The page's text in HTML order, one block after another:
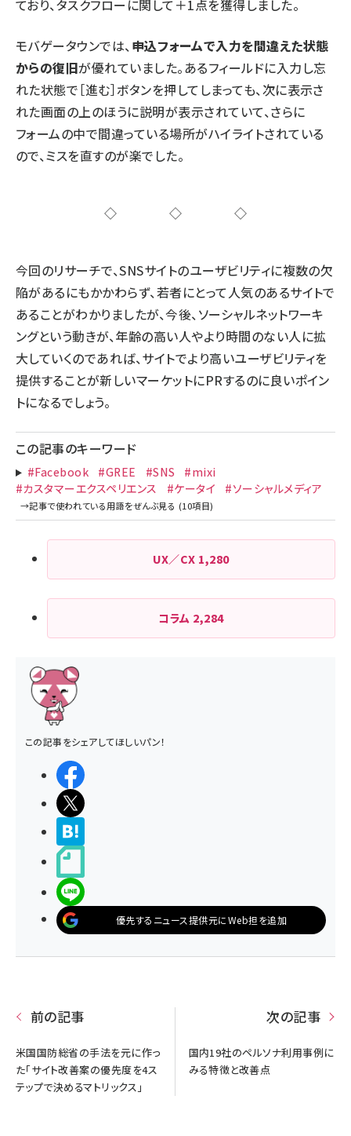
ており、タスクフローに関して＋1点を獲得しました。
モバゲータウンでは、申込フォームで入力を間違えた状態
からの復旧が優れていました。あるフィールドに入力し忘
れた状態で［進む］ボタンを押してしまっても、次に表示さ
れた画面の上のほうに説明が表示されていて、さらに
フォームの中で間違っている場所がハイライトされている
ので、ミスを直すのが楽でした。
◇◇◇
今回のリサーチで、SNSサイトのユーザビリティに複数の欠
陥があるにもかかわらず、若者にとって人気のあるサイトで
あることがわかりましたが、今後、ソーシャルネットワーキ
ングという動きが、年齢の高い人やより時間のない人に拡
大していくのであれば、サイトでより高いユーザビリティを
提供することが新しいマーケットにPRするのに良いポイン
トになるでしょう。
この記事のキーワード
#Facebook #GREE #SNS
#mixi
#カスタマーエクスペリエンス
#ケータイ #ソーシャルメディア
UX／CX 1,280
コラム 2,284
この記事をシェアしてほしいパン！
優先するニュース提供元にWeb担を追加
前の記事
米国国防総省の手法を元に作っ
た「サイト改善案の優先度を4ス
テップで決めるマトリックス」
次の記事
国内19社のペルソナ利用事例に
みる特徴と改善点